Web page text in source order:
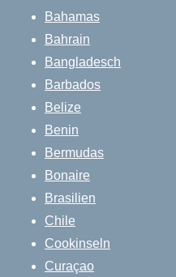
Bahamas
Bahrain
Bangladesch
Barbados
Belize
Benin
Bermudas
Bonaire
Brasilien
Chile
Cookinseln
Curaçao